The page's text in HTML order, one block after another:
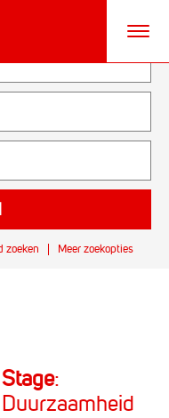
Meer zoekopties
zoeken
Stage:
Duurzaamheid